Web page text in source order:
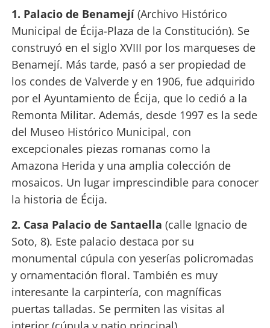
1. Palacio de Benamejí (Archivo Histórico
Municipal de Écija-Plaza de la Constitución). Se
construyó en el siglo XVIII por los marqueses de
Benamejí. Más tarde, pasó a ser propiedad de
los condes de Valverde y en 1906, fue adquirido
por el Ayuntamiento de Écija, que lo cedió a la
Remonta Militar. Además, desde 1997 es la sede
del Museo Histórico Municipal, con
excepcionales piezas romanas como la
Amazona Herida y una amplia colección de
mosaicos. Un lugar imprescindible para conocer
la historia de Écija.
2. Casa Palacio de Santaella (calle Ignacio de
Soto, 8). Este palacio destaca por su
monumental cúpula con yeserías policromadas
y ornamentación floral. También es muy
interesante la carpintería, con magníficas
puertas talladas. Se permiten las visitas al